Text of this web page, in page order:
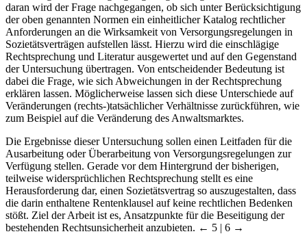
anschließend die verschiedenen Möglichkeiten der vertraglichen
Gestaltung einer Versorgungsregelung aufzeigen. Im Anschluss
daran wird der Frage nachgegangen, ob sich unter Berücksichtigung
der oben genannten Normen ein einheitlicher Katalog rechtlicher
Anforderungen an die Wirksamkeit von Versorgungsregelungen in
Sozietätsverträgen aufstellen lässt. Hierzu wird die einschlägige
Rechtsprechung und Literatur ausgewertet und auf den Gegenstand
der Untersuchung übertragen. Von entscheidender Bedeutung ist
dabei die Frage, wie sich Abweichungen in der Rechtsprechung
erklären lassen. Möglicherweise lassen sich diese Unterschiede auf
zum Beispiel auf die Veränderung des Anwaltsmarktes.
Die Ergebnisse dieser Untersuchung sollen einen Leitfaden für die
Ausarbeitung oder Überarbeitung von Versorgungsregelungen zur
Verfügung stellen. Gerade vor dem Hintergrund der bisherigen,
teilweise widersprüchlichen Rechtsprechung stellt es eine
Herausforderung dar, einen Sozietätsvertrag so auszugestalten, dass
die darin enthaltene Rentenklausel auf keine rechtlichen Bedenken